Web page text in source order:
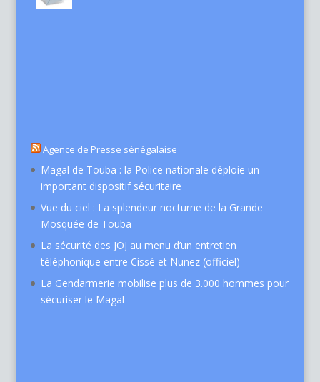
Agence de Presse sénégalaise
Magal de Touba : la Police nationale déploie un
important dispositif sécuritaire
Vue du ciel : La splendeur nocturne de la Grande
Mosquée de Touba
La sécurité des JOJ au menu d’un entretien
téléphonique entre Cissé et Nunez (officiel)
La Gendarmerie mobilise plus de 3.000 hommes pour
sécuriser le Magal